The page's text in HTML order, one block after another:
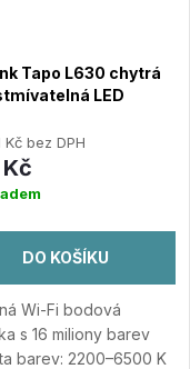
Tapo L630 chytrá
LED
Kč bez DPH
DO KOŠÍKU
Wi-Fi bodová
s 16 miliony barev
barev: 2200–6500 K